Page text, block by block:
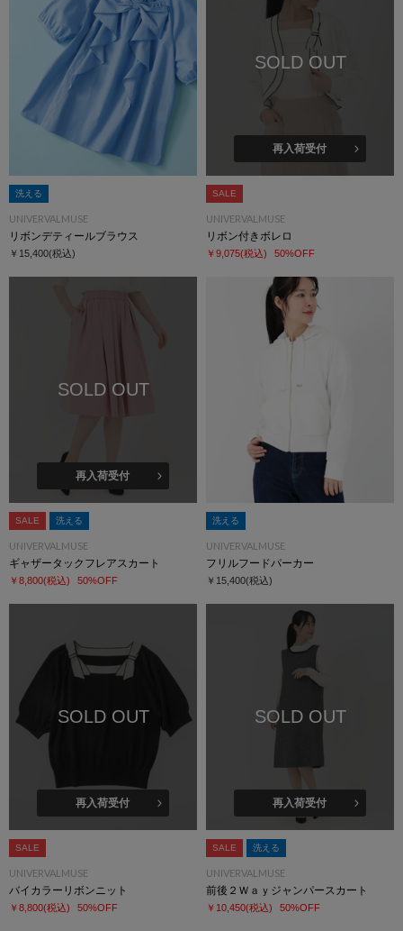
洗える
UNIVERVALMUSE
リボンデティールブラウス
￥15,400(税込)
SOLD OUT
再入荷受付
SALE
UNIVERVALMUSE
リボン付きボレロ
￥9,075(税込) 50%OFF
SOLD OUT
再入荷受付
SALE 洗える
UNIVERVALMUSE
ギャザータックフレアスカート
￥8,800(税込) 50%OFF
洗える
UNIVERVALMUSE
フリルフードパーカー
￥15,400(税込)
SOLD OUT
再入荷受付
SALE
UNIVERVALMUSE
バイカラーリボンニット
￥8,800(税込) 50%OFF
SOLD OUT
再入荷受付
SALE 洗える
UNIVERVALMUSE
前後２Ｗａｙジャンパースカート
￥10,450(税込) 50%OFF